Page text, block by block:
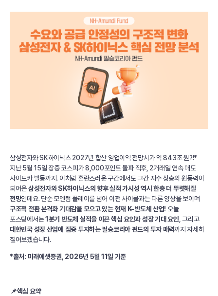
-
t
n
a
g
e
m
e
n
t
삼성전자와 SK하이닉스 2027년 합산 영업이익 전망치가 약 843조 원?!*
지난 5월 15일 장중 코스피가 8,000포인트 돌파 직후, 2거래일 연속 매도
사이드카 발동까지. 이처럼 혼란스러운 구간에서도 그간 지수 상승의 원동력이
되어온삼성전자와 SK하이닉스의 향후 실적 가시성 역시 한층 더 뚜렷해질
전망인데요. 단순 모멘텀 플레이를 넘어 이전 사이클과는 다른 양상을 보이며
구조적 전환 본격화 기대감을 모으고 있는 현재 K-반도체 산업! 오늘
포스팅에서는1분기 반도체 실적을 이끈 핵심 요인과 성장 기대 요인 , 그리고
대한민국 성장 산업에 집중 투자하는 필승코리아 펀드의 투자 매력까지 자세히
짚어보겠습니다.
*출처: 미래에셋증권, 2026년 5월 11일 기준
📌핵심 요약